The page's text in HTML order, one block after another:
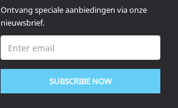
Ontvang speciale aanbiedingen via onze
nieuwsbrief.
SUBSCRIBE NOW